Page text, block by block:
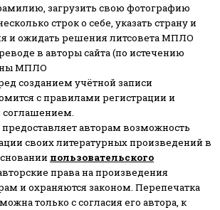
загрузить свою фотографию
строк о себе, указать страну и
и ожидать решения литсовета МПЛО
в авторы сайта (по истечению
МПЛО
созданием учётной записи
с правилами регистрации и
соглашением.
авторам возможность
своих литературных произведений в
пользовательского
права на произведения
и охраняются законом. Перепечатка
только с согласия его автора, к